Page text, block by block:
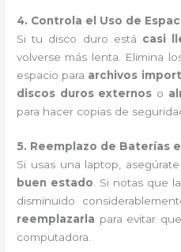
4. Controla el Uso de
Si tu disco duro está casi
volverse más lenta. Elimina
espacio para archivos
discos duros externos o
para hacer copias de
5. Reemplazo de Baterías
Si usas una laptop,
buen estado. Si notas que la
disminuido
reemplazarla para evitar
computadora.